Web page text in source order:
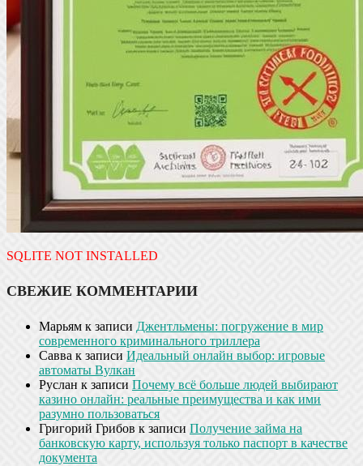
SQLITE NOT INSTALLED
СВЕЖИЕ КОММЕНТАРИИ
Марьям к записи Джентльмены: погружение в мир
современного криминального триллера
Савва к записи Идеальный онлайн выбор: игровые
автоматы Вулкан
Руслан к записи Почему всё больше людей выбирают
казино онлайн: реальные преимущества и как ими
разумно пользоваться
Григорий Грибов к записи Получение займа на
банковскую карту, используя только паспорт в качестве
документа